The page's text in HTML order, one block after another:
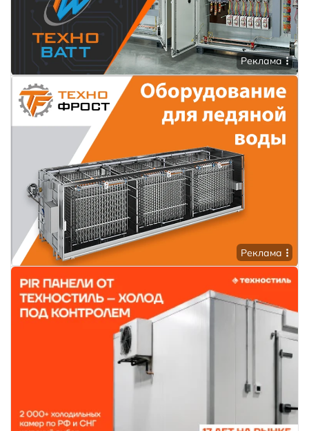
Реклама
Реклама